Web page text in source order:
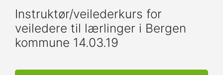
Instruktør/veilederkurs for
veiledere til lærlinger i Bergen
kommune 14.03.19